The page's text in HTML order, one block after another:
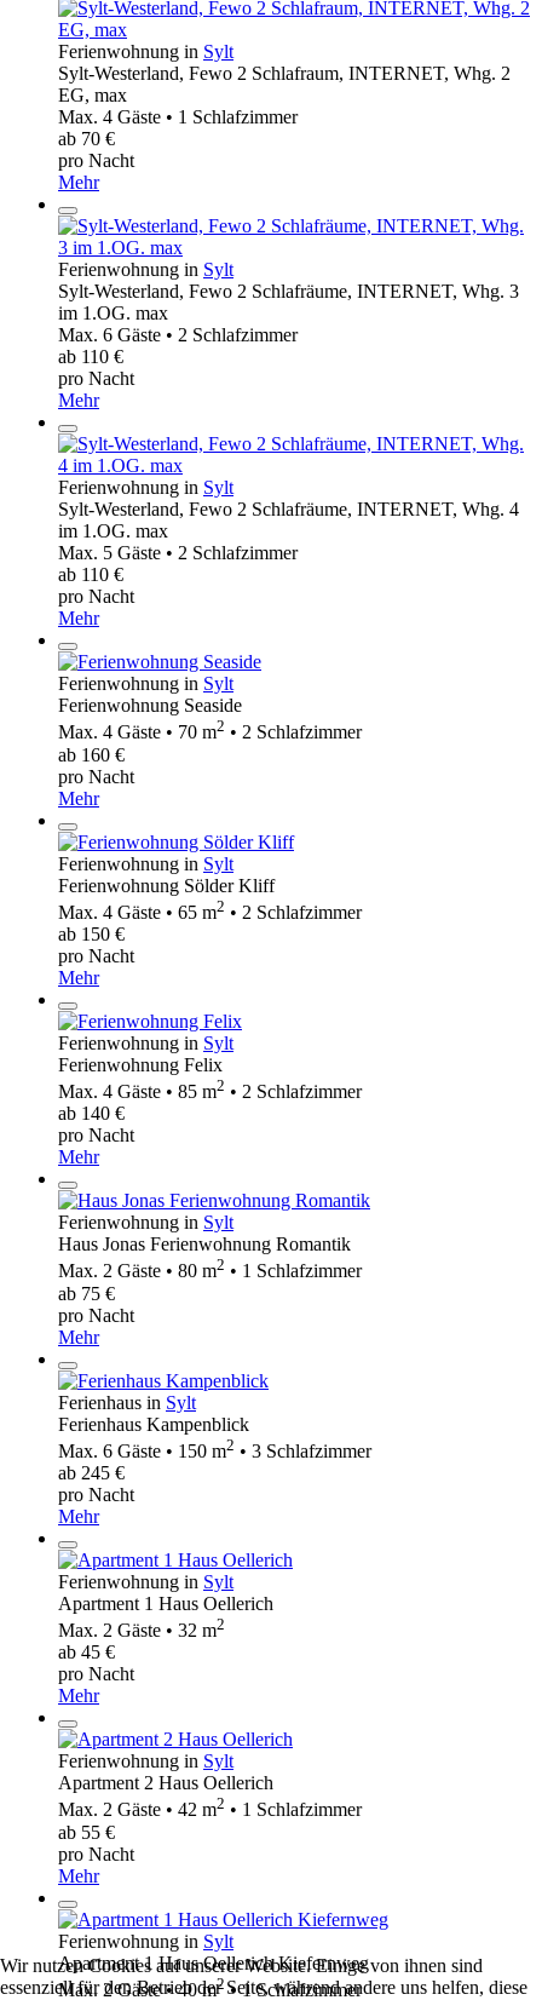
Ferienwohnung in Sylt
Sylt-Westerland, Fewo 2 Schlafraum, INTERNET, Whg. 2
EG, max
Max. 4 Gäste • 1 Schlafzimmer
ab 70 €
pro Nacht
Mehr
Ferienwohnung in Sylt
Sylt-Westerland, Fewo 2 Schlafräume, INTERNET, Whg. 3
im 1.OG. max
Max. 6 Gäste • 2 Schlafzimmer
ab 110 €
pro Nacht
Mehr
Ferienwohnung in Sylt
Sylt-Westerland, Fewo 2 Schlafräume, INTERNET, Whg. 4
im 1.OG. max
Max. 5 Gäste • 2 Schlafzimmer
ab 110 €
pro Nacht
Mehr
Ferienwohnung in Sylt
Ferienwohnung Seaside
Max. 4 Gäste • 70 m2 • 2 Schlafzimmer
ab 160 €
pro Nacht
Mehr
Ferienwohnung in Sylt
Ferienwohnung Sölder Kliff
Max. 4 Gäste • 65 m2 • 2 Schlafzimmer
ab 150 €
pro Nacht
Mehr
Ferienwohnung in Sylt
Ferienwohnung Felix
Max. 4 Gäste • 85 m2 • 2 Schlafzimmer
ab 140 €
pro Nacht
Mehr
Ferienwohnung in Sylt
Haus Jonas Ferienwohnung Romantik
Max. 2 Gäste • 80 m2 • 1 Schlafzimmer
ab 75 €
pro Nacht
Mehr
Ferienhaus in Sylt
Ferienhaus Kampenblick
Max. 6 Gäste • 150 m2 • 3 Schlafzimmer
ab 245 €
pro Nacht
Mehr
Ferienwohnung in Sylt
Apartment 1 Haus Oellerich
Max. 2 Gäste • 32 m2
ab 45 €
pro Nacht
Mehr
Ferienwohnung in Sylt
Apartment 2 Haus Oellerich
Max. 2 Gäste • 42 m2 • 1 Schlafzimmer
ab 55 €
pro Nacht
Mehr
Ferienwohnung in Sylt
Apartment 1 Haus Oellerich Kiefernweg
Max. 2 Gäste • 40 m2 • 1 Schlafzimmer
Wir nutzen Cookies auf unserer Website. Einige von ihnen sind
essenziell für den Betrieb der Seite, während andere uns helfen, diese